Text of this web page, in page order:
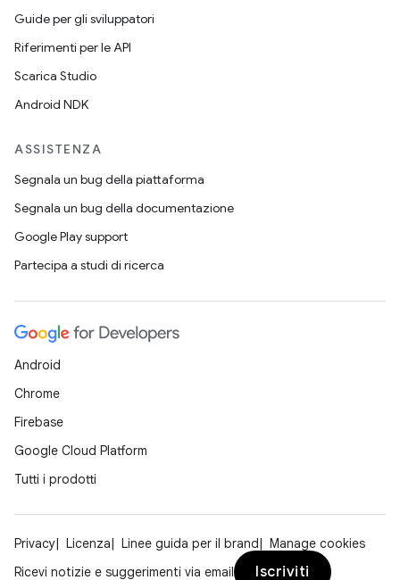
Guide per gli sviluppatori
Riferimenti per le API
Scarica Studio
Android NDK
ASSISTENZA
Segnala un bug della piattaforma
Segnala un bug della documentazione
Google Play support
Partecipa a studi di ricerca
Android
Chrome
Firebase
Google Cloud Platform
Tutti i prodotti
Privacy Licenza Linee guida per il brand
Manage cookies
Ricevi notizie e suggerimenti via email
Iscriviti